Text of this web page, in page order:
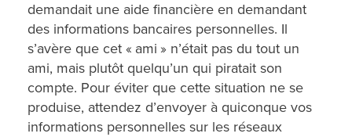
demandait une aide financière en demandant
des informations bancaires personnelles. Il
s’avère que cet « ami » n’était pas du tout un
ami, mais plutôt quelqu’un qui piratait son
compte. Pour éviter que cette situation ne se
produise, attendez d’envoyer à quiconque vos
informations personnelles sur les réseaux